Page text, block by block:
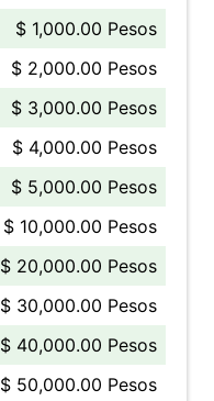
$ 1,000.00 Pesos
$ 2,000.00 Pesos
$ 3,000.00 Pesos
$ 4,000.00 Pesos
$ 5,000.00 Pesos
$ 10,000.00 Pesos
$ 20,000.00 Pesos
$ 30,000.00 Pesos
$ 40,000.00 Pesos
$ 50,000.00 Pesos